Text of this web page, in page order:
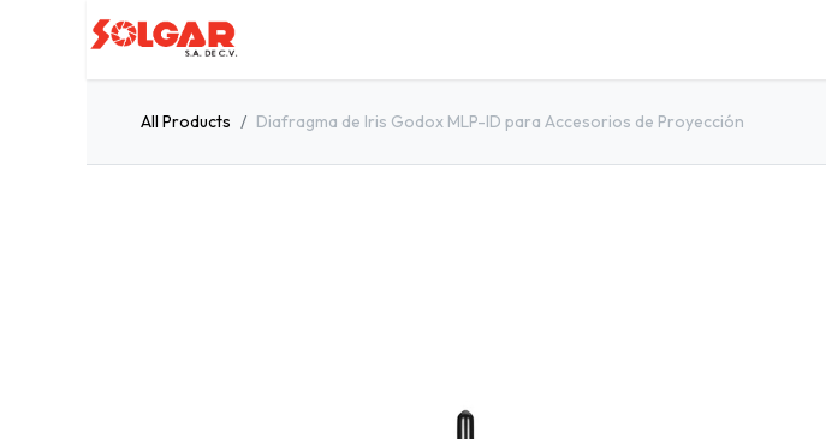
All Products Diafragma de Iris Godox MLP-ID para Accesorios de Proyección